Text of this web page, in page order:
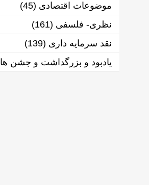
موضوعات اقتصادی (45)
نظری- فلسفی (161)
نقد سرمایه داری (139)
یادبود و بزرگداشت و جشن ها